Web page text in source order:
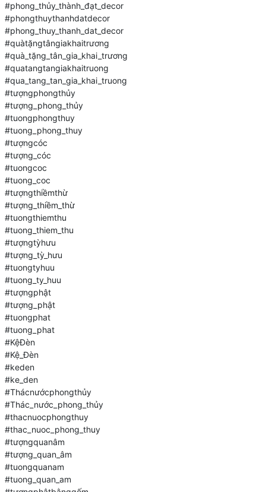
#phong_thủy_thành_đạt_decor
#phongthuythanhdatdecor
#phong_thuy_thanh_dat_decor
#quàtặngtângiakhaitrương
#quà_tặng_tân_gia_khai_trương
#quatangtangiakhaitruong
#qua_tang_tan_gia_khai_truong
#tượngphongthủy
#tượng_phong_thủy
#tuongphongthuy
#tuong_phong_thuy
#tượngcóc
#tượng_cóc
#tuongcoc
#tuong_coc
#tượngthiềmthừ
#tượng_thiềm_thừ
#tuongthiemthu
#tuong_thiem_thu
#tượngtỳhưu
#tượng_tỳ_hưu
#tuongtyhuu
#tuong_ty_huu
#tượngphật
#tượng_phật
#tuongphat
#tuong_phat
#KệĐèn
#Kệ_Đèn
#keden
#ke_den
#Thácnướcphongthủy
#Thác_nước_phong_thủy
#thacnuocphongthuy
#thac_nuoc_phong_thuy
#tượngquanâm
#tượng_quan_âm
#tuongquanam
#tuong_quan_am